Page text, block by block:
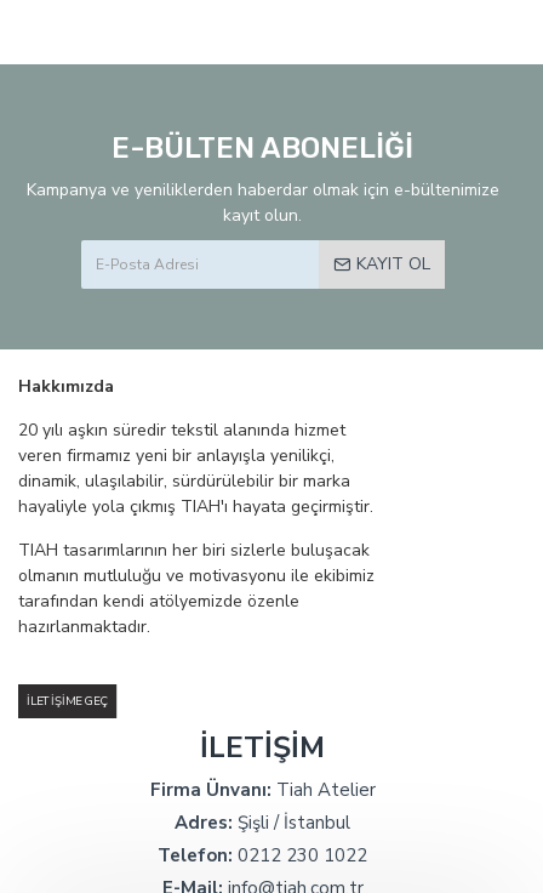
E-BÜLTEN ABONELİĞİ
Kampanya ve yeniliklerden haberdar olmak için e-bültenimize
kayıt olun.
KAYIT OL
Hakkımızda
20 yılı aşkın süredir tekstil alanında hizmet
veren firmamız yeni bir anlayışla yenilikçi,
dinamik, ulaşılabilir, sürdürülebilir bir marka
hayaliyle yola çıkmış TIAH'ı hayata geçirmiştir.
TIAH tasarımlarının her biri sizlerle buluşacak
olmanın mutluluğu ve motivasyonu ile ekibimiz
tarafından kendi atölyemizde özenle
hazırlanmaktadır.
İLETIŞIME GEÇ
İLETİŞİM
Firma Ünvanı: Tiah Atelier
Adres: Şişli / İstanbul
Telefon: 0212 230 1022
E-Mail: info@tiah.com.tr